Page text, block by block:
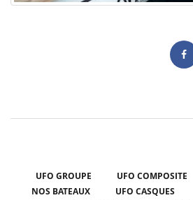
UFO GROUPE UFO COMPOSITE
NOS BATEAUX
UFO CASQUES